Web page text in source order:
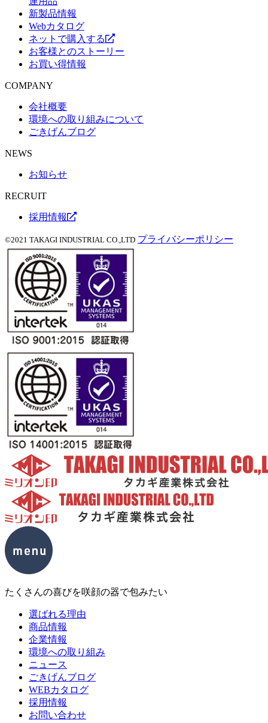
新製品情報
Webカタログ
ネットで購入する
お客様とのストーリー
お買い得情報
COMPANY
会社概要
環境への取り組みについて
ごきげんブログ
NEWS
お知らせ
RECRUIT
採用情報
©2021 TAKAGI INDUSTRIAL CO.,LTD プライバシーポリシー
たくさんの喜びを咲顔の器で包みたい
選ばれる理由
商品情報
企業情報
環境への取り組み
ニュース
ごきげんブログ
WEBカタログ
採用情報
お問い合わせ